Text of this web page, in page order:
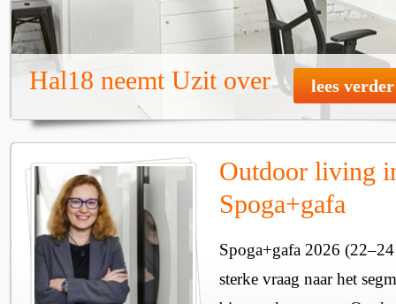
Hal18 neemt Uzit over lees verder
Outdoor living
Spoga+gafa
Spoga+gafa 2026
sterke vraag naar het